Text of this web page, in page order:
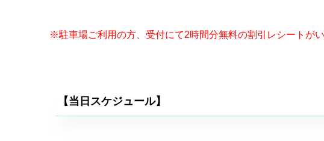
※駐車場ご利用の方、受付にて2時間分無料の割引レシートがい
【当日スケジュール】